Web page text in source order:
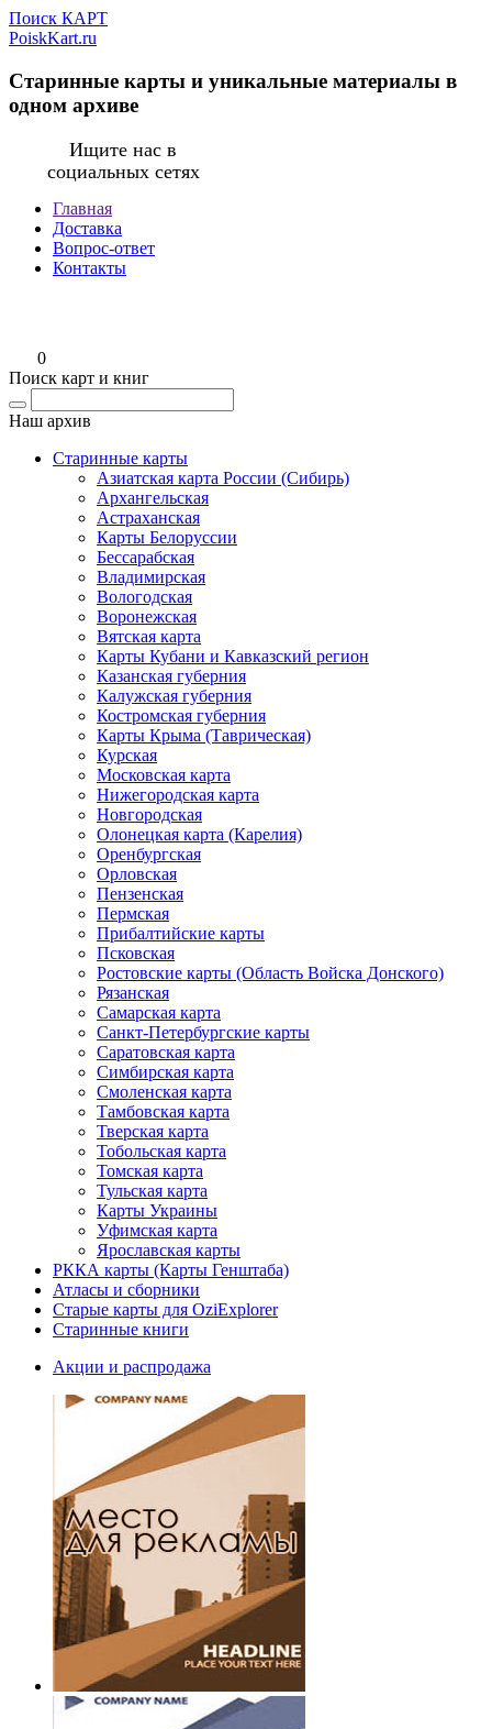
Поиск КАРТ
PoiskKart.ru
Старинные карты и уникальные материалы в
одном архиве
Ищите нас в
социальных сетях
Главная
Доставка
Вопрос-ответ
Контакты
0
Поиск карт и книг
Наш архив
Старинные карты
Азиатская карта России (Сибирь)
Архангельская
Астраханская
Карты Белоруссии
Бессарабская
Владимирская
Вологодская
Воронежская
Вятская карта
Карты Кубани и Кавказский регион
Казанская губерния
Калужская губерния
Костромская губерния
Карты Крыма (Таврическая)
Курская
Московская карта
Нижегородская карта
Новгородская
Олонецкая карта (Карелия)
Оренбургская
Орловская
Пензенская
Пермская
Прибалтийские карты
Псковская
Ростовские карты (Область Войска Донского)
Рязанская
Самарская карта
Санкт-Петербургские карты
Саратовская карта
Симбирская карта
Смоленская карта
Тамбовская карта
Тверская карта
Тобольская карта
Томская карта
Тульская карта
Карты Украины
Уфимская карта
Ярославская карты
РККА карты (Карты Генштаба)
Атласы и сборники
Старые карты для OziExplorer
Старинные книги
Акции и распродажа